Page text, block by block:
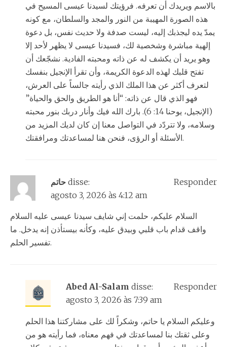
بالاسم ويريدك أن تعرفه. فرؤيتك لسيدنا عيسى المسيح في
هذه الصورة المهيبة من النور والمجد والسلطان، مع كونه
يمدّ يده ليجذبك إليه، ليست صدفة ولا حديث نفس، بل دعوة
إلهية مباشرة وشخصية لك، فسيدنا عيسى لا يظهر لأحد إلا
وهو يريد أن يكشف له عن ذاته ومحبته الفادية. نشجّعك أن
تفتح قلبك لهذه الدعوة الكريمة، وأن تقرأ الإنجيل بنفسك
لتعرف أكثر عن هذا الملك الذي رأيته جالساً على العرش،
فهو الذي قال عن ذاته: “أنا هو الطريق والحق والحياة”
(الإنجيل، يوحنا 14: 6). بارك الله فيك وأنار دربك بنور محبته
وسلامه، ولا تتردّد في التواصل معنا إن كان لديك المزيد من
الأسئلة أو الرؤى، فنحن هنا لمساعدتك ومرافقتك.
حاتم disse:
agosto 3, 2026 às 4:12 am
السلام عليكم، حلمت إني شايف سيدنا عيسى عليه السلام
واقف قدام باب قلبي وبيدق عليه، وكأنه بيستأذن إنه يدخل. ما
تفسير الحلم.
Responder
Abed Al-Salam disse:
agosto 3, 2026 às 7:39 am
وعليكم السلام يا حاتم، وشكراً لك على مشاركتنا هذا الحلم
وعلى ثقتك بنا لمساعدتك في فهم معناه، فما رأيته هو من
Responder